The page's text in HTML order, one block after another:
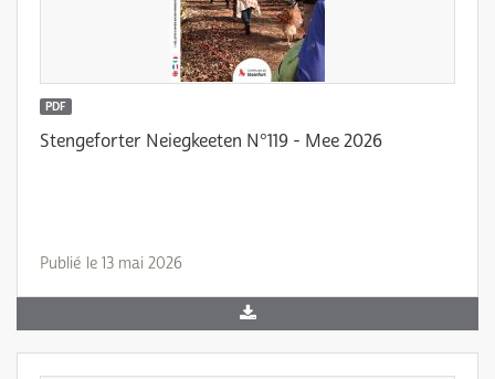
PDF
Stengeforter Neiegkeeten N°119 - Mee 2026
Publié le 13 mai 2026